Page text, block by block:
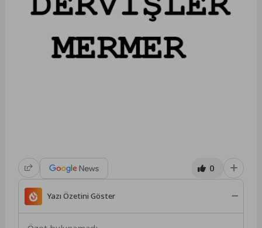
0
Yazı Özetini Göster